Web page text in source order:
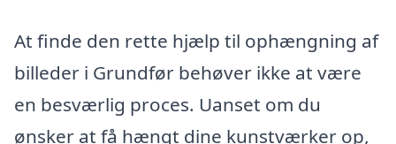
At finde den rette hjælp til ophængning af
billeder i Grundfør behøver ikke at være
en besværlig proces. Uanset om du
ønsker at få hængt dine kunstværker op,